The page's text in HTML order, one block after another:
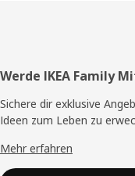
Fusszeile
Werde IKEA Family
Sichere dir exklusive
Ideen zum Leben zu
Mehr erfahren